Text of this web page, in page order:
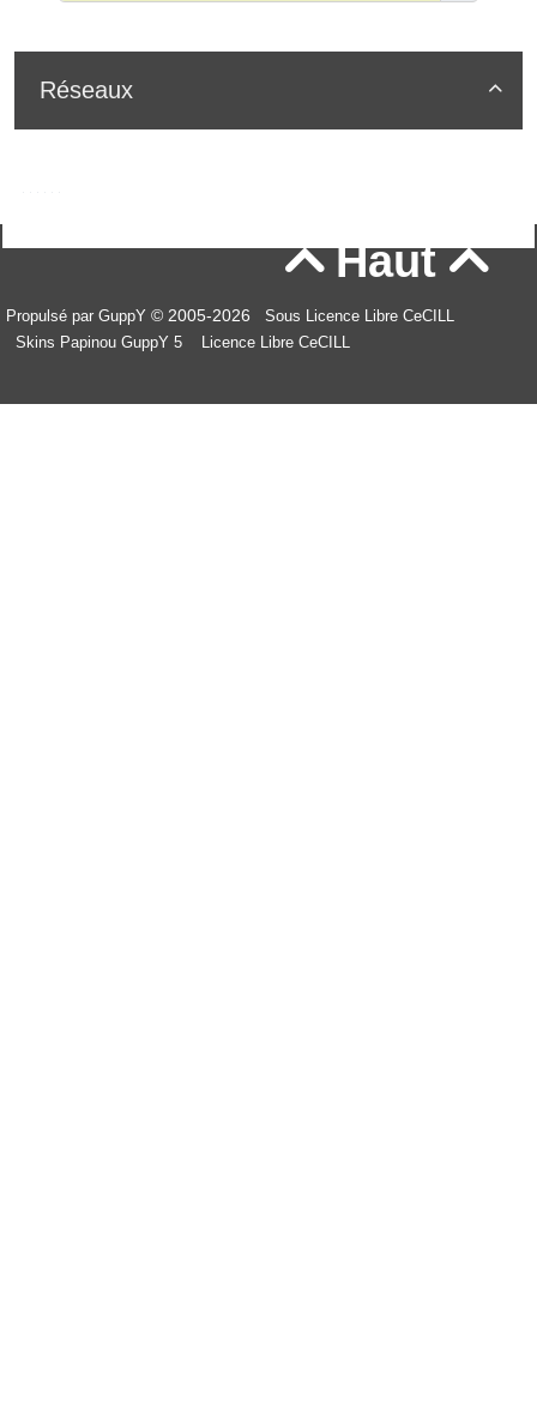

Réseaux
Haut
Propulsé par GuppY © 2005-2026
Sous Licence Libre CeCILL
Skins Papinou GuppY 5
Licence Libre CeCILL